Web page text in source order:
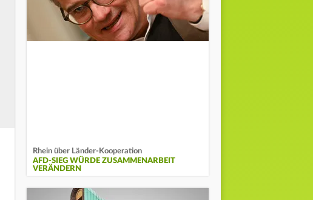
Rhein über Länder-Kooperation
AFD-SIEG WÜRDE ZUSAMMENARBEIT
VERÄNDERN